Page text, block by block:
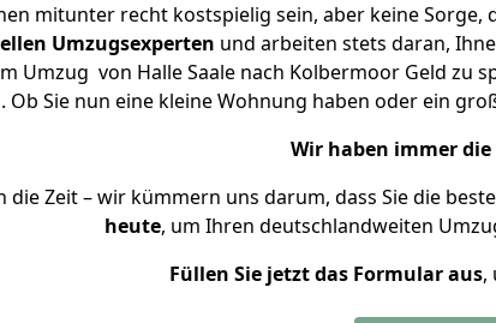
mitunter recht kostspielig sein, aber keine Sorge,
Umzugsexperten und arbeiten stets daran,
Umzug von Halle Saale nach Kolbermoor Geld zu
Ob Sie nun eine kleine Wohnung haben oder ein
Wir haben immer
die Zeit – wir kümmern uns darum, dass Sie die
heute, um Ihren deutschlandweiten
Füllen Sie jetzt das Formular aus,